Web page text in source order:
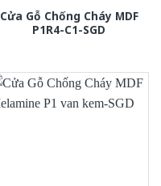
Cửa Gỗ Chống Cháy MDF
P1R4-C1-SGD